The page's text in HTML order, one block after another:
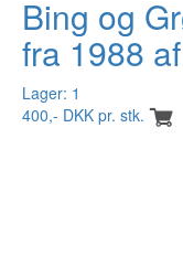
Bing og
fra 1988
Lager: 1
400,- DKK pr. stk.